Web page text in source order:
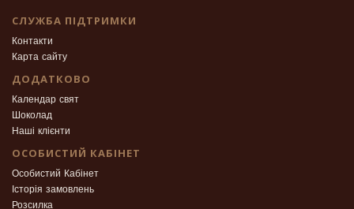
СЛУЖБА ПІДТРИМКИ
Контакти
Карта сайту
ДОДАТКОВО
Календар свят
Шоколад
Наші клієнти
ОСОБИСТИЙ КАБІНЕТ
Особистий Кабінет
Історія замовлень
Розсилка